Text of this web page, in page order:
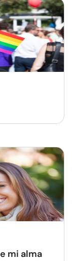
mi alma